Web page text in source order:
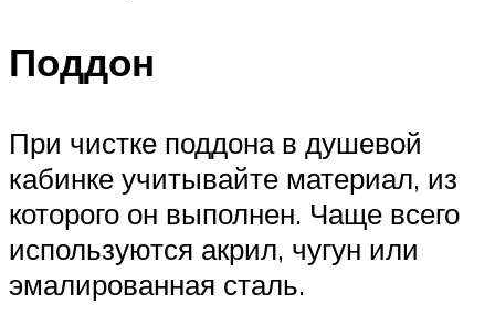
Поддон
При чистке поддона в душевой
кабинке учитывайте материал, из
которого он выполнен. Чаще всего
используются акрил, чугун или
эмалированная сталь.